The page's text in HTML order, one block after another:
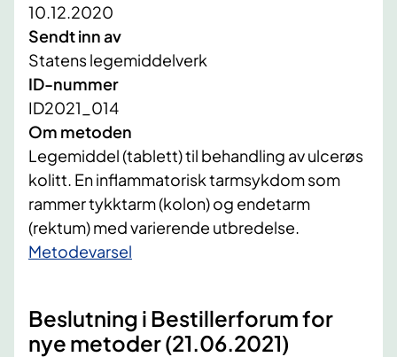
10.12.2020
Sendt inn av
Statens legemiddelverk
ID-nummer
ID2021_014
Om metoden
Legemiddel (tablett) til behandling av ulcerøs
kolitt. En inflammatorisk tarmsykdom som
rammer tykktarm (kolon) og endetarm
(rektum) med varierende utbredelse.
​Metodevarsel
Beslutning i Bestillerforum for
nye metoder (21.06.2021)